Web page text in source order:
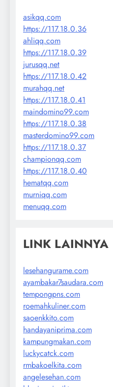
asikqq.com
https://117.18.0.36
ahliqq.com
https://117.18.0.39
jurusqq.net
https://117.18.0.42
murahqq.net
https://117.18.0.41
maindomino99.com
https://117.18.0.38
masterdomino99.com
https://117.18.0.37
championqq.com
https://117.18.0.40
hematqq.com
murniqq.com
menuqq.com
LINK LAINNYA
lesehangurame.com
ayambakar7saudara.com
tempongpns.com
roemahkuliner.com
saoenkkito.com
handayaniprima.com
kampungmakan.com
luckycatck.com
rmbakoelkita.com
angelesehan.com